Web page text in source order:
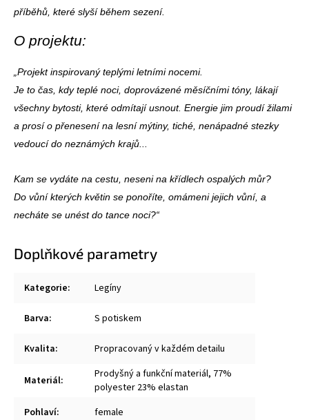
příběhů, které slyší během sezení.
O projektu:
„Projekt inspirovaný teplými letními nocemi.
Je to čas, kdy teplé noci, doprovázené měsíčními tóny, lákají
všechny bytosti, které odmítají usnout. Energie jim proudí žilami
a prosí o přenesení na lesní mýtiny, tiché, nenápadné stezky
vedoucí do neznámých krajů...
Kam se vydáte na cestu, neseni na křídlech ospalých můr?
Do vůní kterých květin se ponoříte, omámeni jejich vůní, a
necháte se unést do tance noci?“
Doplňkové parametry
Kategorie: Legíny
Barva: S potiskem
Kvalita: Propracovaný v každém detailu
Materiál:
Prodyšný a funkční materiál, 77%
polyester 23% elastan
Pohlaví: female